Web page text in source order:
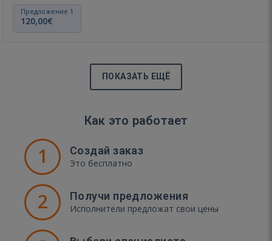
Предложение 1
120,00€
ПОКАЗАТЬ ЕЩЁ
Как это работает
1 Создай заказ
Это бесплатно
2 Получи предложения
Исполнители предложат свои цены